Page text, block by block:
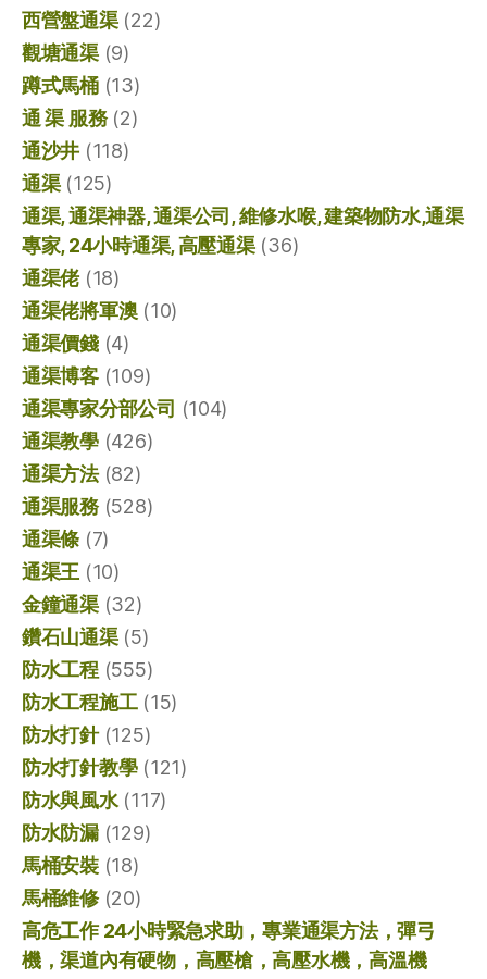
西營盤通渠(22)
觀塘通渠(9)
蹲式馬桶(13)
通 渠 服務(2)
通沙井 (118)
通渠(125)
通渠, 通渠神器, 通渠公司, 維修水喉, 建築物防水,通渠
專家, 24小時通渠, 高壓通渠(36)
通渠佬(18)
通渠佬將軍澳(10)
通渠價錢(4)
通渠博客(109)
通渠專家分部公司 (104)
通渠教學(426)
通渠方法(82)
通渠服務(528)
通渠條 (7)
通渠王 (10)
金鐘通渠(32)
鑽石山通渠(5)
防水工程(555)
防水工程施工(15)
防水打針(125)
防水打針教學(121)
防水與風水(117)
防水防漏(129)
馬桶安裝(18)
馬桶維修(20)
高危工作 24小時緊急求助，專業通渠方法，彈弓
機，渠道內有硬物，高壓槍，高壓水機，高溫機